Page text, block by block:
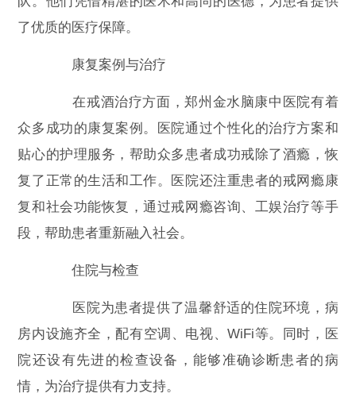
了优质的医疗保障。
康复案例与治疗
在戒酒治疗方面，郑州金水脑康中医院有着
众多成功的康复案例。医院通过个性化的治疗方案和
贴心的护理服务，帮助众多患者成功戒除了酒瘾，恢
复了正常的生活和工作。医院还注重患者的戒网瘾康
复和社会功能恢复，通过戒网瘾咨询、工娱治疗等手
段，帮助患者重新融入社会。
住院与检查
医院为患者提供了温馨舒适的住院环境，病
房内设施齐全，配有空调、电视、WiFi等。同时，医
院还设有先进的检查设备，能够准确诊断患者的病
情，为治疗提供有力支持。